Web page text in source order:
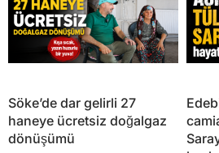
Söke’de dar gelirli 27
haneye ücretsiz doğalgaz
dönüşümü